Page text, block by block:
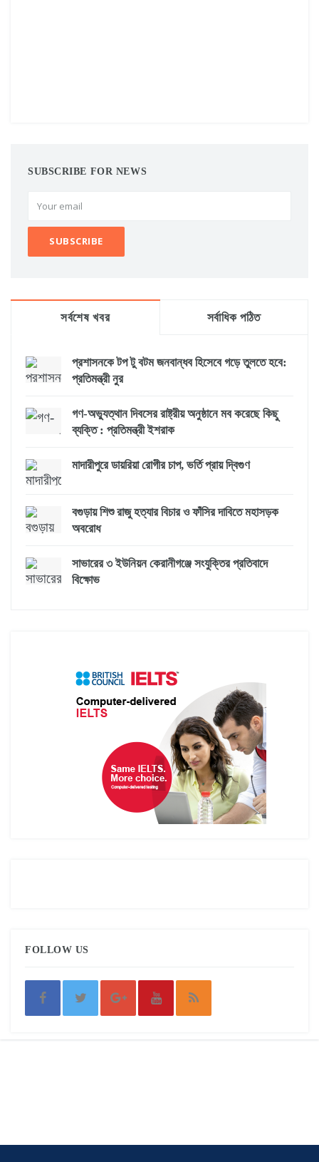
SUBSCRIBE FOR NEWS
সর্বশেষ খবর সর্বাধিক পঠিত
প্রশাসনকে টপ টু বটম জনবান্ধব হিসেবে গড়ে তুলতে হবে:
প্রতিমন্ত্রী নুর
গণ-অভ্যুত্থান দিবসের রাষ্ট্রীয় অনুষ্ঠানে মব করেছে কিছু
ব্যক্তি : প্রতিমন্ত্রী ইশরাক
মাদারীপুরে ডায়রিয়া রোগীর চাপ, ভর্তি প্রায় দ্বিগুণ
বগুড়ায় শিশু রাজু হত্যার বিচার ও ফাঁসির দাবিতে মহাসড়ক
অবরোধ
সাভারের ৩ ইউনিয়ন কেরানীগঞ্জে সংযুক্তির প্রতিবাদে
বিক্ষোভ
FOLLOW US